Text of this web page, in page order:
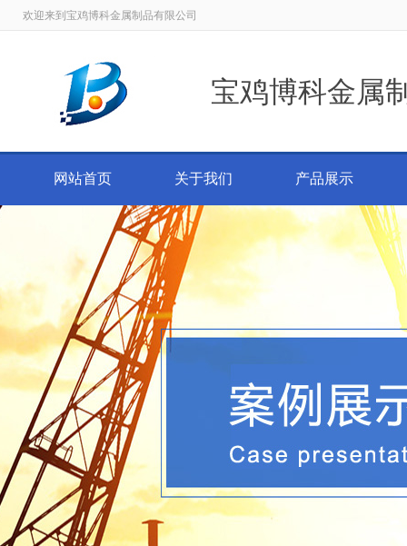
欢迎来到宝鸡博科金属制品有限公司
宝鸡博科金属
网站首页 关于我们 产品展示